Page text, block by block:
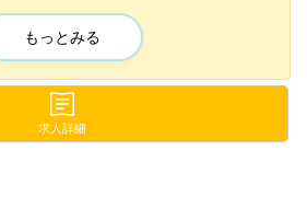
心配はなく
稼げます◎
極採用中❣
もっとみる
求人詳細